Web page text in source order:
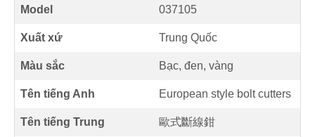
Model 037105
Xuất xứ Trung Quốc
Màu sắc Bạc, đen, vàng
Tên tiếng Anh European style bolt cutters
Tên tiếng Trung 歐式斷線鉗